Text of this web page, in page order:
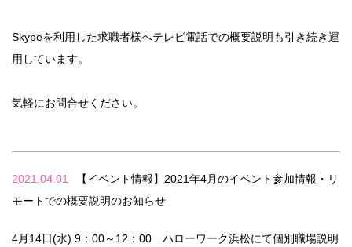
Skypeを利用した求職者様へテレビ電話での概要説明も引き続き運
用しています。
気軽にお問合せください。
2021.04.01
【イベント情報】2021年4月のイベント参加情報・リ
モートでの概要説明のお知らせ
4月14日(水) 9：00～12：00 ハローワーク浜松にて個別職場説明